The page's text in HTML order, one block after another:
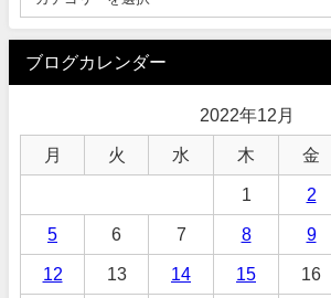
ブログカレンダー
2022年12月
月 火 水 木 金
1 2
5 6 7 8 9
12 13 14 15 16